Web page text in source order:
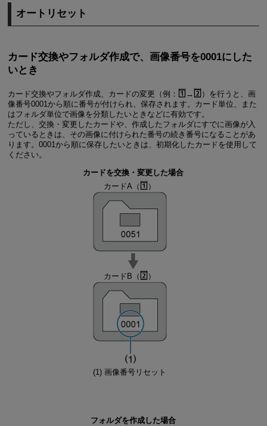
オートリセット
カード交換やフォルダ作成で、画像番号を0001にした
いとき
カード交換やフォルダ作成、カードの変更（例： →
）を行うと、画
像番号0001から順に番号が付けられ、保存されます。カード単位、また
はフォルダ単位で画像を分類したいときなどに有効です。
ただし、交換・変更したカードや、作成したフォルダにすでに画像が入
っているときは、その画像に付けられた番号の続き番号になることがあ
ります。0001から順に保存したいときは、初期化したカードを使用して
ください。
カードを交換・変更した場合
カードA（
）
カードB（ ）
(1) 画像番号リセット
フォルダを作成した場合